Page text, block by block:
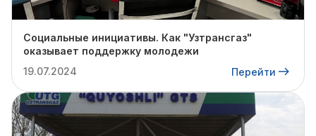
Социальные инициативы. Как "Узтрансгаз"
оказывает поддержку молодежи
19.07.2024
Перейти